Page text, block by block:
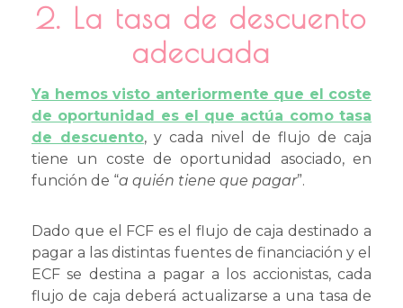
2. La tasa de descuento
adecuada
Ya hemos visto anteriormente que el coste
de oportunidad es el que actúa como tasa
de descuento, y cada nivel de flujo de caja
tiene un coste de oportunidad asociado, en
función de “a quién tiene que pagar”.
Dado que el FCF es el flujo de caja destinado a
pagar a las distintas fuentes de financiación y el
ECF se destina a pagar a los accionistas, cada
flujo de caja deberá actualizarse a una tasa de